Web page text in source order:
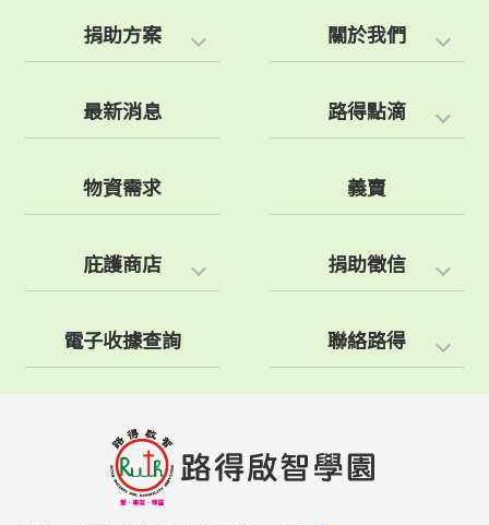
捐助方案 關於我們
最新消息 路得點滴
物資需求 義賣
庇護商店 捐助徵信
電子收據查詢 聯絡路得